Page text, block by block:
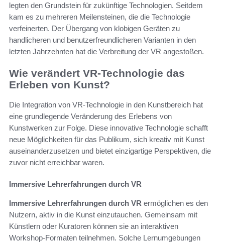
legten den Grundstein für zukünftige Technologien. Seitdem
kam es zu mehreren Meilensteinen, die die Technologie
verfeinerten. Der Übergang von klobigen Geräten zu
handlicheren und benutzerfreundlicheren Varianten in den
letzten Jahrzehnten hat die Verbreitung der VR angestoßen.
Wie verändert VR-Technologie das
Erleben von Kunst?
Die Integration von VR-Technologie in den Kunstbereich hat
eine grundlegende Veränderung des Erlebens von
Kunstwerken zur Folge. Diese innovative Technologie schafft
neue Möglichkeiten für das Publikum, sich kreativ mit Kunst
auseinanderzusetzen und bietet einzigartige Perspektiven, die
zuvor nicht erreichbar waren.
Immersive Lehrerfahrungen durch VR
Immersive Lehrerfahrungen durch VR ermöglichen es den
Nutzern, aktiv in die Kunst einzutauchen. Gemeinsam mit
Künstlern oder Kuratoren können sie an interaktiven
Workshop-Formaten teilnehmen. Solche Lernumgebungen